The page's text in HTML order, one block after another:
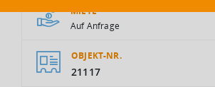
MIETE
Auf Anfrage
OBJEKT-NR.
21117